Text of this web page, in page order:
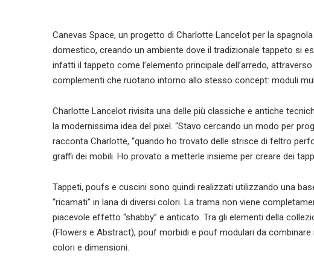
Canevas Space, un progetto di Charlotte Lancelot per la
domestico, creando un ambiente dove il tradizionale tappeto si
infatti il tappeto come l’elemento principale dell’arredo,
complementi che ruotano intorno allo stesso concept: moduli
Charlotte Lancelot rivisita una delle più classiche e antiche
la modernissima idea del pixel. “Stavo cercando un modo per
racconta Charlotte, “quando ho trovato delle strisce di feltro
graffi dei mobili. Ho provato a metterle insieme per creare dei
Tappeti, poufs e cuscini sono quindi realizzati utilizzando una
“ricamati” in lana di diversi colori. La trama non viene
piacevole effetto “shabby” e anticato. Tra gli elementi della
(Flowers e Abstract), pouf morbidi e pouf modulari da
colori e dimensioni.